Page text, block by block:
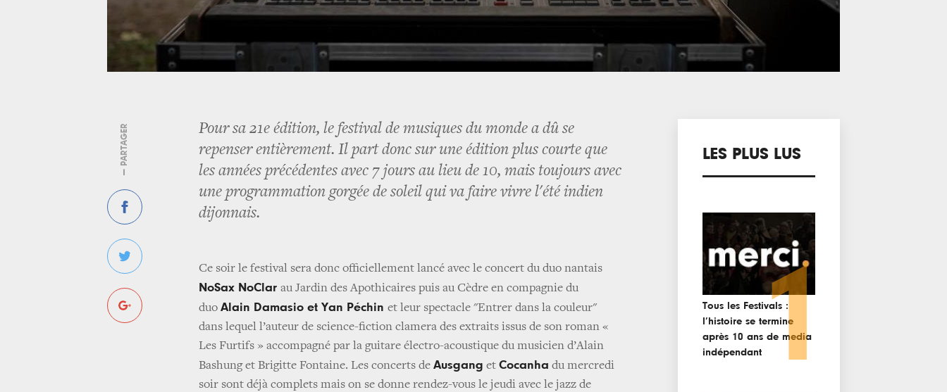
— PARTAGER
Pour sa 21e édition, le festival de musiques du monde a dû se
repenser entièrement. Il part donc sur une édition plus courte que
les années précédentes avec 7 jours au lieu de 10, mais toujours avec
une programmation gorgée de soleil qui va faire vivre l'été indien
dijonnais.
Ce soir le festival sera donc officiellement lancé avec le concert du duo nantais
NoSax NoClar au Jardin des Apothicaires puis au Cèdre en compagnie du
duo Alain Damasio et Yan Péchin et leur spectacle "Entrer dans la couleur"
dans lequel l’auteur de science-fiction clamera des extraits issus de son roman «
Les Furtifs » accompagné par la guitare électro-acoustique du musicien d’Alain
Bashung et Brigitte Fontaine. Les concerts de Ausgang et Cocanha du mercredi
soir sont déjà complets mais on se donne rendez-vous le jeudi avec le jazz de
LES PLUS LUS
Tous les Festivals :
l’histoire se termine
après 10 ans de media
indépendant1